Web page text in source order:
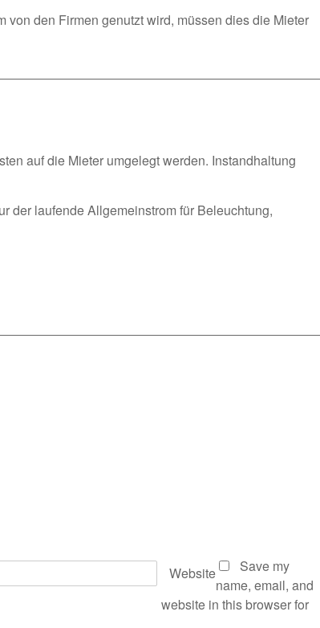
den Firmen genutzt wird, müssen dies die Mieter
auf die Mieter umgelegt werden. Instandhaltung
der laufende Allgemeinstrom für Beleuchtung,
Website
Save my
name, email, and
website in this browser for